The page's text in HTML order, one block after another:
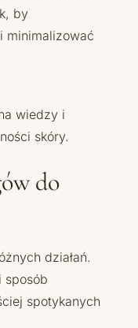
by
minimalizować
wiedzy i
skóry.
do
działań.
sposób
spotykanych